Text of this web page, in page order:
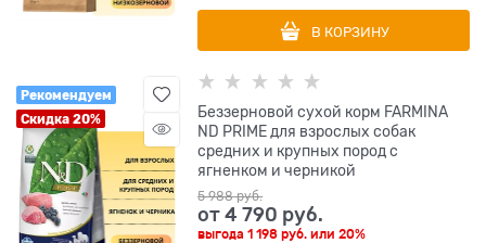
В КОРЗИНУ
Рекомендуем
Скидка 20%
Беззерновой cухой корм FARMINA
ND PRIME для взрослых собак
средних и крупных пород с
ягненком и черникой
5 988 руб.
от4 790 руб.
выгода1 198 руб. или20%